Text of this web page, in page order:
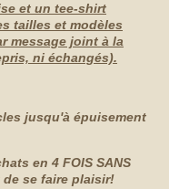
et un tee-shirt
tailles et modèles
message joint à la
ni échangés).
jusqu'à épuisement
en 4 FOIS SANS
de se faire plaisir!